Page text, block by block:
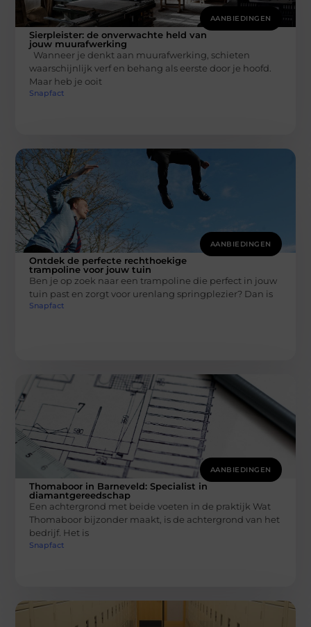
AANBIEDINGEN
Sierpleister: de onverwachte held van
jouw muurafwerking
Wanneer je denkt aan muurafwerking, schieten
waarschijnlijk verf en behang als eerste door je hoofd.
Maar heb je ooit
Snapfact
AANBIEDINGEN
Ontdek de perfecte rechthoekige
trampoline voor jouw tuin
Ben je op zoek naar een trampoline die perfect in jouw
tuin past en zorgt voor urenlang springplezier? Dan is
Snapfact
AANBIEDINGEN
Thomaboor in Barneveld: Specialist in
diamantgereedschap
Een achtergrond met beide voeten in de praktijk Wat
Thomaboor bijzonder maakt, is de achtergrond van het
bedrijf. Het is
Snapfact